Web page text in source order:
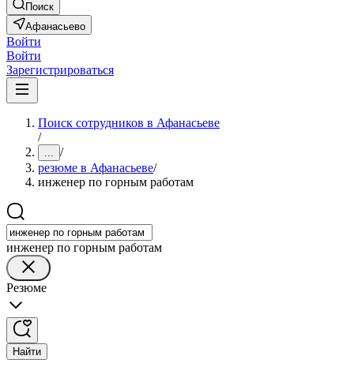
Поиск
Афанасьево
Войти
Войти
Зарегистрироваться
Поиск сотрудников в Афанасьеве
/
... /
резюме в Афанасьеве/
инженер по горным работам
инженер по горным работам
Резюме
Найти